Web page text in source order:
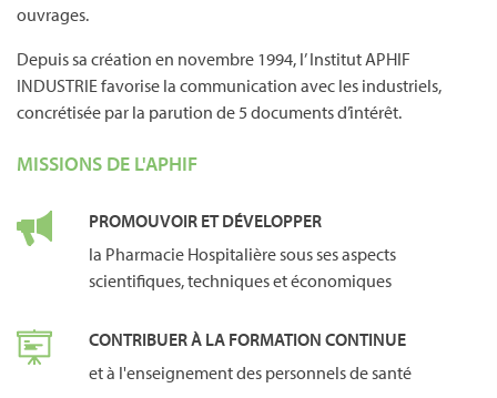
ouvrages.
Depuis sa création en novembre 1994, l’ Institut APHIF
INDUSTRIE favorise la communication avec les industriels,
concrétisée par la parution de 5 documents d’intérêt.
MISSIONS DE L'APHIF
PROMOUVOIR ET DÉVELOPPER
la Pharmacie Hospitalière sous ses aspects
scientifiques, techniques et économiques
CONTRIBUER À LA FORMATION CONTINUE
et à l'enseignement des personnels de santé